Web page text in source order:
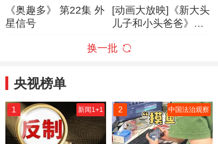
《奥趣多》 第22集 外
星信号
[动画大放映]《新大头
儿子和小头爸爸》
动画片大结局/大头自
换一批
央视榜单
1 新闻1+1 2 中国法治观察